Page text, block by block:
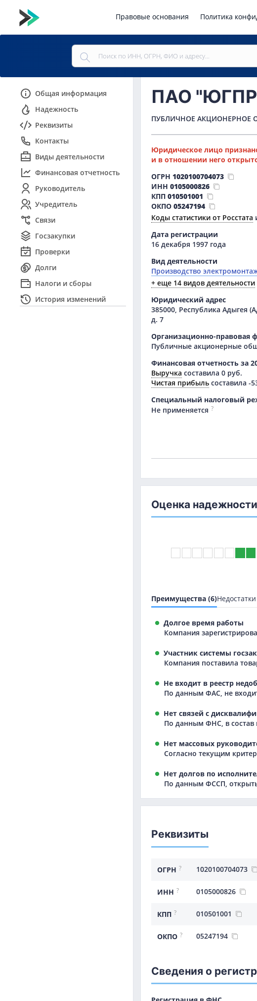
Правовые основания Политика
Общая информация
Надежность
Реквизиты
Контакты
Виды деятельности
Финансовая отчетность
Руководитель
Учредитель
Связи
Госзакупки
Проверки
Долги
Налоги и сборы
История изменений
ПАО
ПУБЛИЧНОЕ АКЦИОНЕРНОЕ
Юридическое лицо
и в отношении него
ОГРН 1020100704073
ИНН 0105000826
КПП 010501001
ОКПО 05247194
Коды статистики от Росстата
Дата регистрации
16 декабря 1997 года
Вид деятельности
Производство
+ еще 14 видов деятельности
Юридический адрес
385000, Республика Адыгея
д. 7
Организационно-правовая
Публичные акционерные
Финансовая отчетность за
Выручка составила 0 руб.
Чистая прибыль составила -
Специальный налоговый
Не применяется ?
Оценка надежности
Преимущества (6)
Долгое время работы
Компания
Участник системы
Компания поставила
Не входит в реестр
По данным ФАС, не
Нет связей с
По данным ФНС, в состав
Нет массовых
Согласно текущим
Нет долгов по
По данным ФССП,
Реквизиты
ОГРН ? 1020100704073
ИНН ? 0105000826
КПП ? 010501001
ОКПО ? 05247194
Сведения о